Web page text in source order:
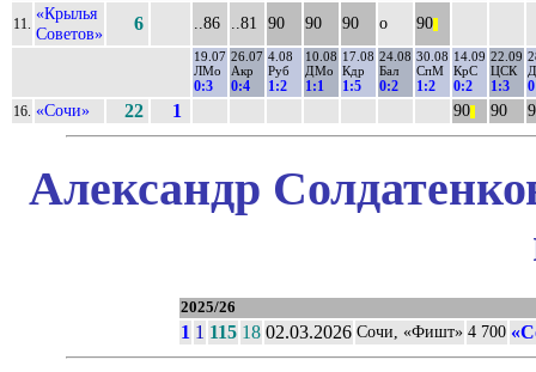
11.
«Крылья
Советов»
6 ..86 ..81 90 90 90 о 90
19.07
ЛМо
0:3
26.07
Акр
0:4
4.08
Руб
1:2
10.08
ДМо
1:1
17.08
Кдр
1:5
24.08
Бал
0:2
30.08
СпМ
1:2
14.09
КрС
0:2
22.09
ЦСК
1:3
16. «Сочи» 22 1 90 90
Александр
2025/26
1 1 115 18 02.03.2026 Сочи, «Фишт» 4 700